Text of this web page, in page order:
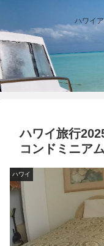
ハワイ
ハワイ旅行
コンドミニア
ハワイ